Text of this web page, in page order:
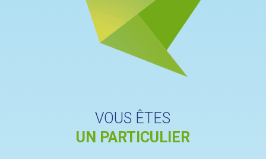
VOUS ÊTES
UN PARTICULIER